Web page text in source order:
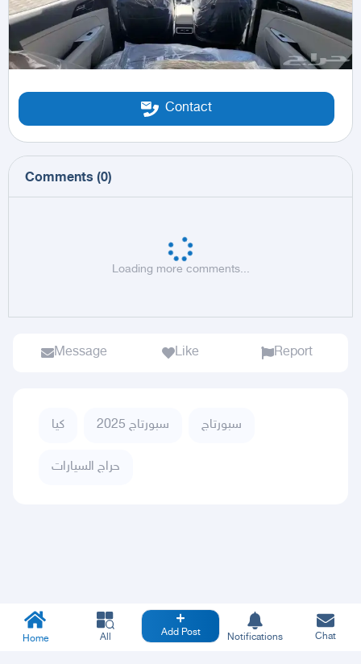
Contact
Comments (0)
Loading more comments...
Message Like Report
كيا سبورتاج 2025 سبورتاج
حراج السيارات
Home All Add Post Notifications Chat